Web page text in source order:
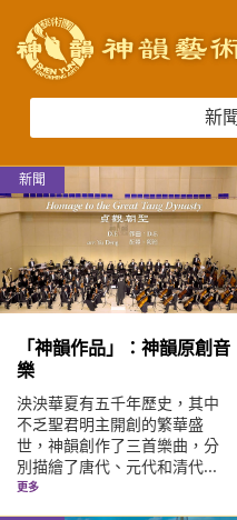
新
新聞
「神韻作品」：神韻原創音
樂
泱泱華夏有五千年歷史，其中
不乏聖君明主開創的繁華盛
世，神韻創作了三首樂曲，分
別描繪了唐代、元代和清代...
更多